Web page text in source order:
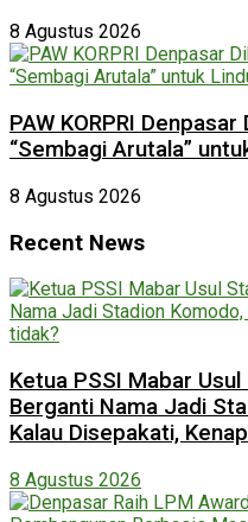
8 Agustus 2026
PAW KORPRI
“Sembagi Arutala”
8 Agustus 2026
Recent News
Ketua PSSI Mabar
Berganti Nama Jadi
Kalau Disepakati,
8 Agustus 2026